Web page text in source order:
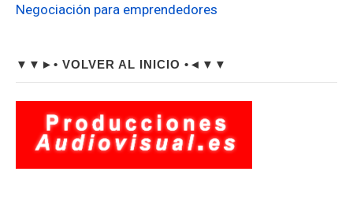
Negociación para emprendedores
Sidebar
Widget
Area
▼▼►• VOLVER AL INICIO •◄▼▼